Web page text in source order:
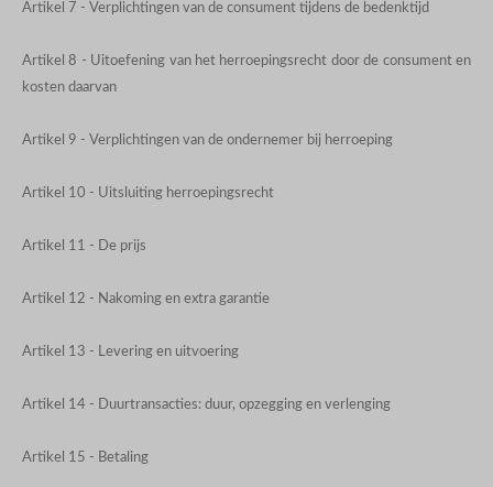
Artikel 7 - Verplichtingen van de consument tijdens de bedenktijd
Artikel 8 - Uitoefening van het herroepingsrecht door de consument en
kosten daarvan
Artikel 9 - Verplichtingen van de ondernemer bij herroeping
Artikel 10 - Uitsluiting herroepingsrecht
Artikel 11 - De prijs
Artikel 12 - Nakoming en extra garantie
Artikel 13 - Levering en uitvoering
Artikel 14 - Duurtransacties: duur, opzegging en verlenging
Artikel 15 - Betaling